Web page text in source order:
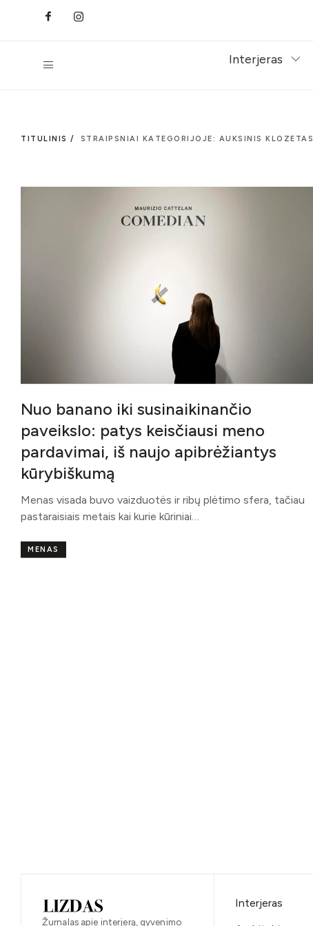
Interjeras
TITULINIS / STRAIPSNIAI KATEGORIJOJE: AUKSINIS KLOZETAS
Nuo banano iki susinaikinančio
paveikslo: patys keisčiausi meno
pardavimai, iš naujo apibrėžiantys
kūrybiškumą
Menas visada buvo vaizduotės ir ribų plėtimo sfera, tačiau
pastaraisiais metais kai kurie kūriniai…
MENAS
Žurnalas apie interjerą, gyvenimo
Interjeras